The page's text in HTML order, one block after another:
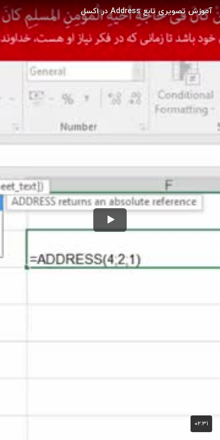
آموزش تصویری تابع Address در اکسل
۰۲:۳۱